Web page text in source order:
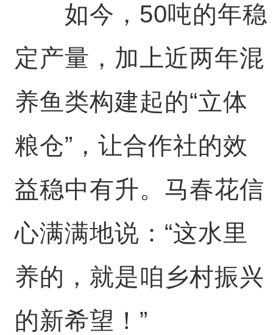
如今，50吨的年稳
定产量，加上近两年混
养鱼类构建起的“立体
粮仓”，让合作社的效
益稳中有升。马春花信
心满满地说：“这水里
养的，就是咱乡村振兴
的新希望！”